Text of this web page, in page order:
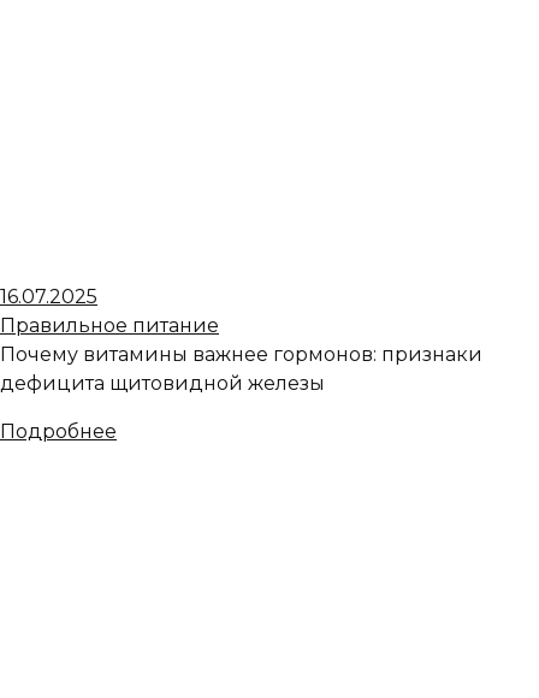
16.07.2025
Правильное питание
Почему витамины важнее гормонов: признаки
дефицита щитовидной железы
Подробнее